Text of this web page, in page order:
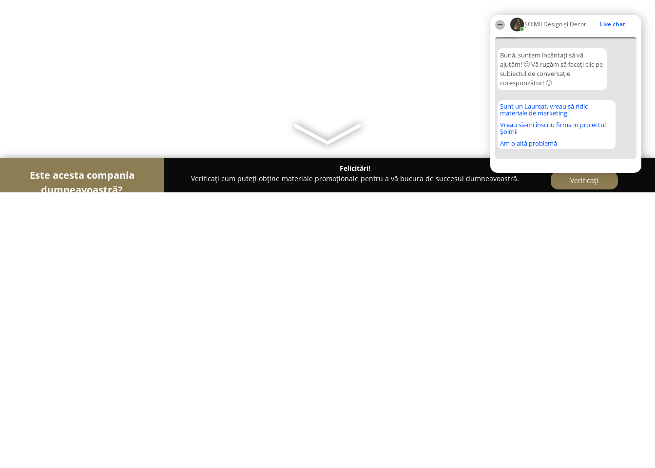
ȘOIMII Design și Decor Live chat
17:09
Bună, suntem încântați să vă
ajutăm! 🙂 Vă rugăm să faceți clic pe
subiectul de conversație
corespunzător! 🙂
Sunt un Laureat, vreau să ridic
materiale de marketing
Vreau să-mi înscriu firma in proiectul
Șoimii
Am o altă problemă
Este acesta compania
dumneavoastră?
Felicitări!
Verificați cum puteți obține materiale promoționale pentru a vă bucura de succesul dumneavoastră.
Verificați